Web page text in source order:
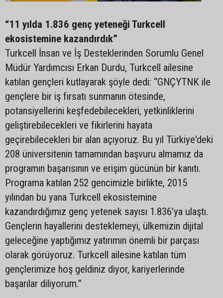
“11 yılda 1.836 genç yeteneği Turkcell
ekosistemine kazandırdık”
Turkcell İnsan ve İş Desteklerinden Sorumlu Genel
Müdür Yardımcısı Erkan Durdu, Turkcell ailesine
katılan gençleri kutlayarak şöyle dedi: “GNÇYTNK ile
gençlere bir iş fırsatı sunmanın ötesinde,
potansiyellerini keşfedebilecekleri, yetkinliklerini
geliştirebilecekleri ve fikirlerini hayata
geçirebilecekleri bir alan açıyoruz. Bu yıl Türkiye'deki
208 üniversitenin tamamından başvuru almamız da
programın başarısının ve erişim gücünün bir kanıtı.
Programa katılan 252 gencimizle birlikte, 2015
yılından bu yana Turkcell ekosistemine
kazandırdığımız genç yetenek sayısı 1.836’ya ulaştı.
Gençlerin hayallerini desteklemeyi, ülkemizin dijital
geleceğine yaptığımız yatırımın önemli bir parçası
olarak görüyoruz. Turkcell ailesine katılan tüm
gençlerimize hoş geldiniz diyor, kariyerlerinde
başarılar diliyorum.”